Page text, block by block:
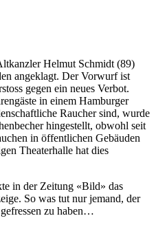
Helmut Schmidt (89)
angeklagt. Der Vorwurf ist
gegen ein neues Verbot.
in einem Hamburger
Raucher sind, wurde
hingestellt, obwohl seit
in öffentlichen Gebäuden
Theaterhalle hat dies
in der Zeitung «Bild» das
So was tut nur jemand, der
zu haben…